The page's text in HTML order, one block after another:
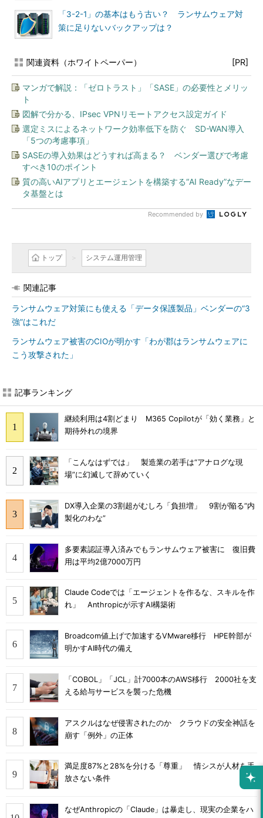
「3-2-1」の基本はもう古い？ ランサムウェア対
策に足りないバックアップは？
関連資料（ホワイトペーパー） [PR]
マンガで解説：「ゼロトラスト」「SASE」の必要性とメリッ
ト
図解で分かる、IPsec VPNリモートアクセス設定ガイド
選定ミスによるネットワーク効率低下を防ぐ SD-WAN導入
「5つの考慮事項」
SASEの導入効果はどうすれば高まる？ ベンダー選びで考慮
すべき10のポイント
質の高いAIアプリとエージェントを構築する“AI Ready”なデー
タ基盤とは
Recommended by
トップ システム運用管理
関連記事
ランサムウェア対策にも使える「データ保護製品」ベンダーの“3
強”はこれだ
ランサムウェア被害のCIOが明かす「わが郡はランサムウェアに
こう攻撃された」
記事ランキング
継続利用は4割どまり M365 Copilotが「効く業務」と
期待外れの境界
「こんなはずでは」 製造業の若手は“アナログな現
場”に幻滅して辞めていく
DX導入企業の3割超がむしろ「負担増」 9割が陥る“内
製化のわな”
多要素認証導入済みでもランサムウェア被害に 復旧費
用は平均2億7000万円
Claude Codeでは「エージェントを作るな、スキルを作
れ」 Anthropicが示すAI構築術
Broadcom値上げで加速するVMware移行 HPE幹部が
明かすAI時代の備え
「COBOL」「JCL」計7000本のAWS移行 2000社を支
える給与サービスを襲った危機
アスクルはなぜ侵害されたのか クラウドの安全神話を
崩す「例外」の正体
満足度87%と28%を分ける「尊重」 情シスが人材を手
放さない条件
なぜAnthropicの「Claude」は暴走し、現実の企業をハ